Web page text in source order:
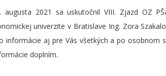
2021 sa uskutočnil VIII. Zjazd OZ
univerzite v Bratislave Ing. Zora
informácie aj pre Vás všetkých a po osobnom
doplním.